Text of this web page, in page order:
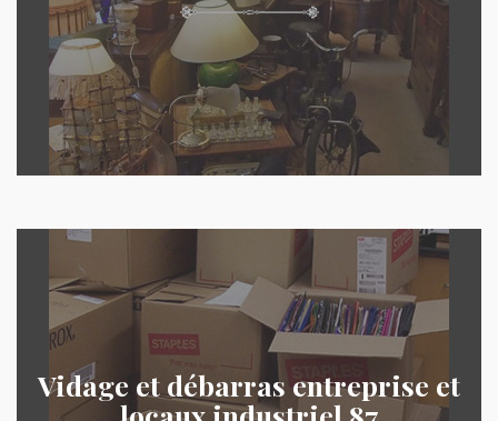
Vidage et débarras entreprise et